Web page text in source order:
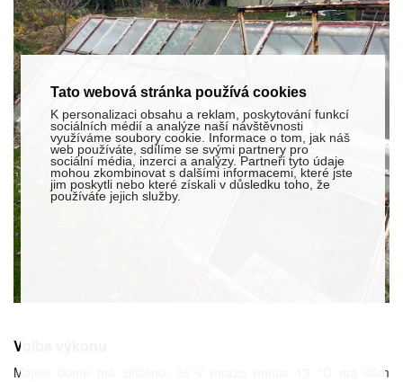
Volba výkonu
Majitel domu má zjištěno, že v mraze mínus 13 °C má dům
Tato webová stránka používá cookies
K personalizaci obsahu a reklam, poskytování funkcí
sociálních médií a analýze naší návštěvnosti
využíváme soubory cookie. Informace o tom, jak náš
web používáte, sdílíme se svými partnery pro
sociální média, inzerci a analýzy. Partneři tyto údaje
mohou zkombinovat s dalšími informacemi, které jste
jim poskytli nebo které získali v důsledku toho, že
používáte jejich služby.